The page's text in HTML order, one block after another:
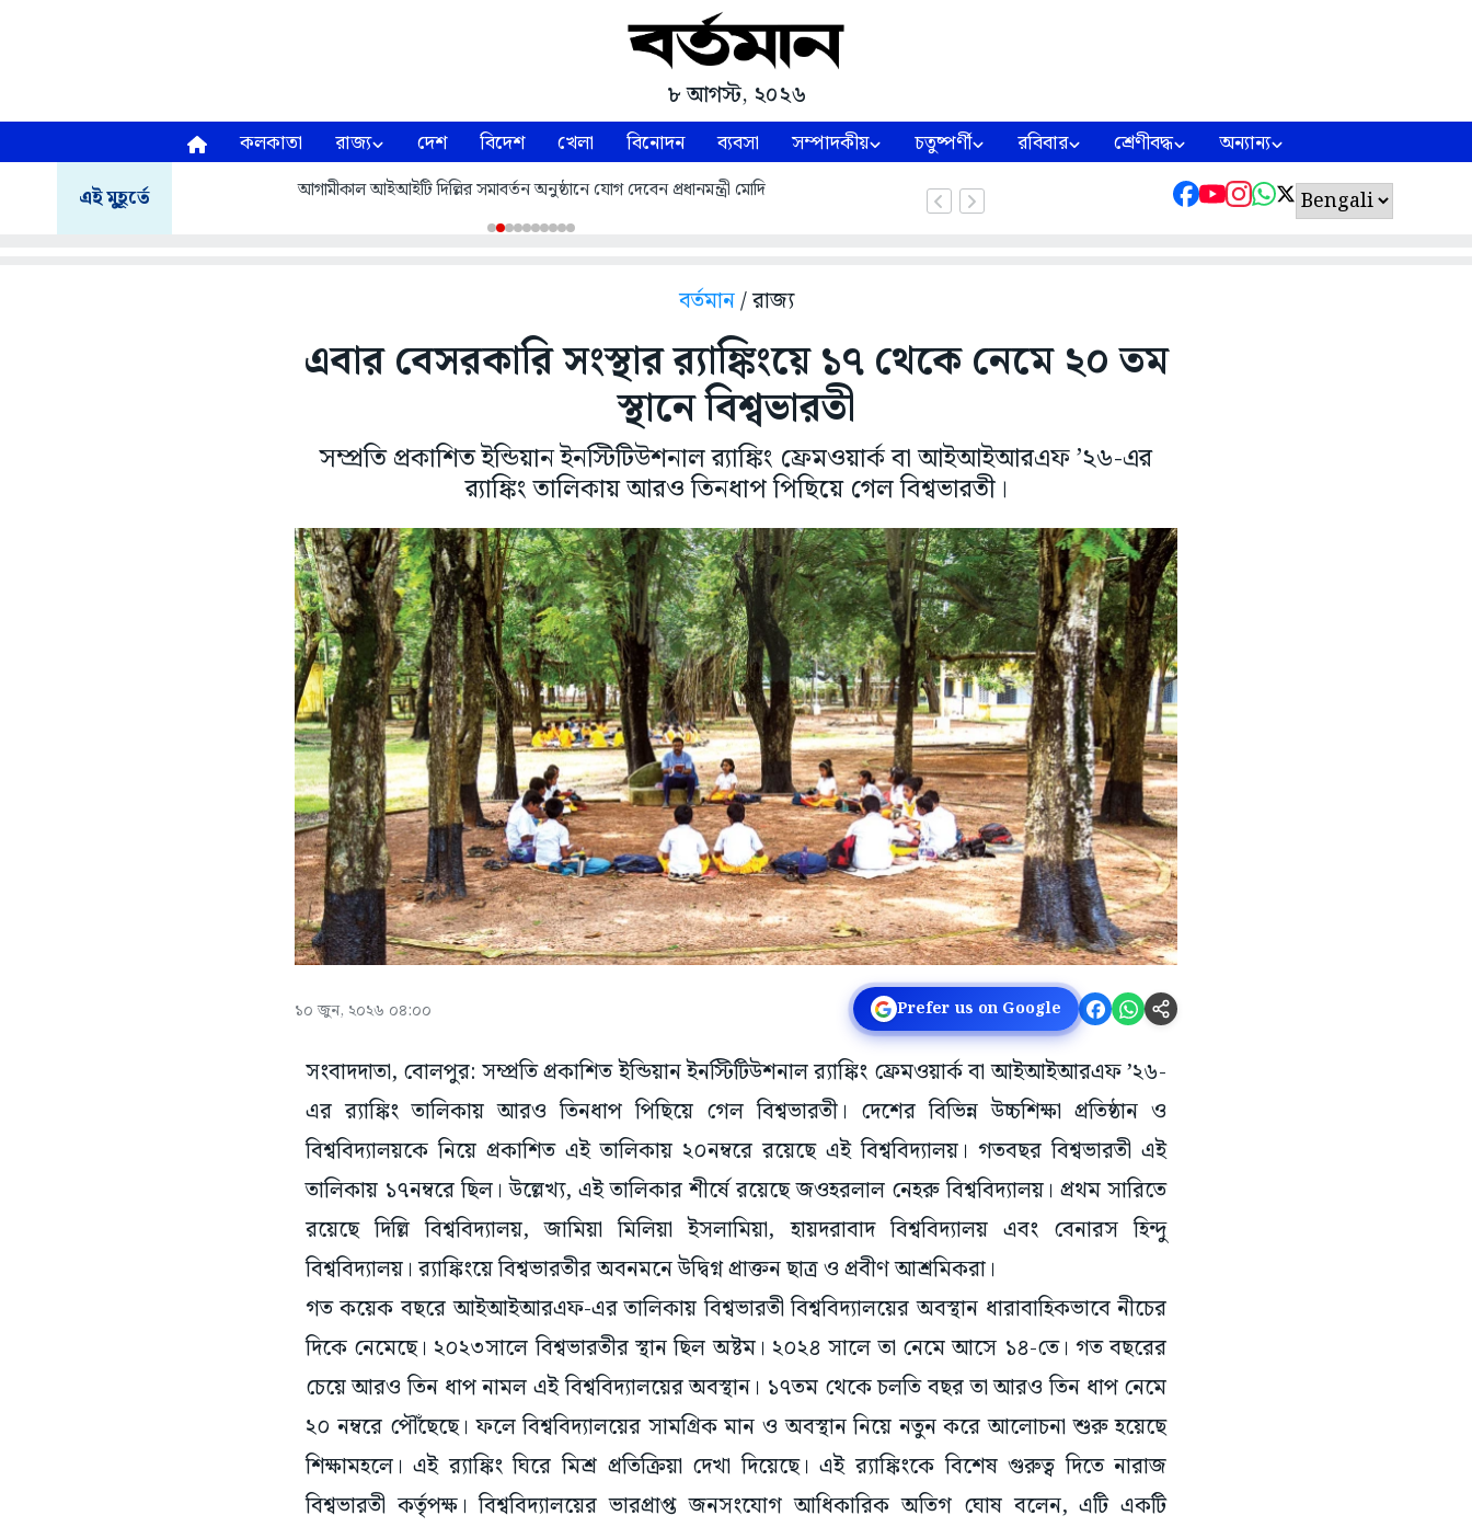
৮ আগস্ট, ২০২৬
কলকাতা রাজ্য দেশ বিদেশ খেলা বিনোদন ব্যবসা সম্পাদকীয় চতুষ্পর্ণী রবিবার শ্রেণীবদ্ধ অন্যান্য
এই মুহূর্তে আগামীকাল আইআইটি দিল্লির সমাবর্তন অনুষ্ঠানে যোগ দেবেন প্রধানমন্ত্রী মোদি
বর্তমান/ রাজ্য
এবার বেসরকারি সংস্থার র‌্যাঙ্কিংয়ে ১৭ থেকে নেমে ২০ তম
স্থানে বিশ্বভারতী
সম্প্রতি প্রকাশিত ইন্ডিয়ান ইনস্টিটিউশনাল র‍্যাঙ্কিং ফ্রেমওয়ার্ক বা আইআইআরএফ ’২৬-এর
র‌্যাঙ্কিং তালিকায় আরও তিনধাপ পিছিয়ে গেল বিশ্বভারতী।
১০ জুন, ২০২৬ ০৪:০০ Prefer us on Google
সংবাদদাতা, বোলপুর: সম্প্রতি প্রকাশিত ইন্ডিয়ান ইনস্টিটিউশনাল র‍্যাঙ্কিং ফ্রেমওয়ার্ক বা আইআইআরএফ ’২৬-
এর র‌্যাঙ্কিং তালিকায় আরও তিনধাপ পিছিয়ে গেল বিশ্বভারতী। দেশের বিভিন্ন উচ্চশিক্ষা প্রতিষ্ঠান ও
বিশ্ববিদ্যালয়কে নিয়ে প্রকাশিত এই তালিকায় ২০নম্বরে রয়েছে এই বিশ্ববিদ্যালয়। গতবছর বিশ্বভারতী এই
তালিকায় ১৭নম্বরে ছিল। উল্লেখ্য, এই তালিকার শীর্ষে রয়েছে জওহরলাল নেহরু বিশ্ববিদ্যালয়। প্রথম সারিতে
রয়েছে দিল্লি বিশ্ববিদ্যালয়, জামিয়া মিলিয়া ইসলামিয়া, হায়দরাবাদ বিশ্ববিদ্যালয় এবং বেনারস হিন্দু
বিশ্ববিদ্যালয়। র‌্যাঙ্কিংয়ে বিশ্বভারতীর অবনমনে উদ্বিগ্ন প্রাক্তন ছাত্র ও প্রবীণ আশ্রমিকরা।
গত কয়েক বছরে আইআইআরএফ-এর তালিকায় বিশ্বভারতী বিশ্ববিদ্যালয়ের অবস্থান ধারাবাহিকভাবে নীচের
দিকে নেমেছে। ২০২৩সালে বিশ্বভারতীর স্থান ছিল অষ্টম। ২০২৪ সালে তা নেমে আসে ১৪-তে। গত বছরের
চেয়ে আরও তিন ধাপ নামল এই বিশ্ববিদ্যালয়ের অবস্থান। ১৭তম থেকে চলতি বছর তা আরও তিন ধাপ নেমে
২০ নম্বরে পৌঁছেছে। ফলে বিশ্ববিদ্যালয়ের সামগ্রিক মান ও অবস্থান নিয়ে নতুন করে আলোচনা শুরু হয়েছে
শিক্ষামহলে। এই র‌্যাঙ্কিং ঘিরে মিশ্র প্রতিক্রিয়া দেখা দিয়েছে। এই র‌্যাঙ্কিংকে বিশেষ গুরুত্ব দিতে নারাজ
বিশ্বভারতী কর্তৃপক্ষ। বিশ্ববিদ্যালয়ের ভারপ্রাপ্ত জনসংযোগ আধিকারিক অতিগ ঘোষ বলেন, এটি একটি